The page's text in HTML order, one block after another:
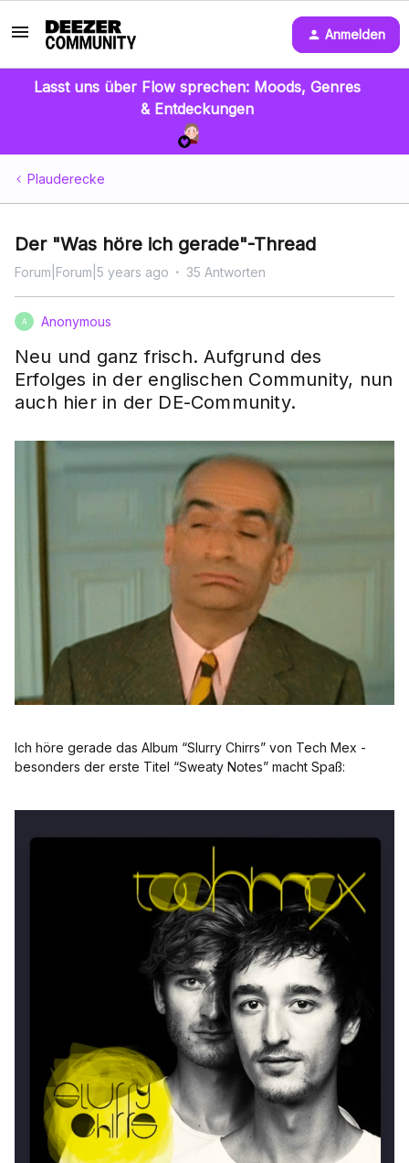
Anmelden
Lasst uns über Flow sprechen: Moods, Genres
& Entdeckungen
Plauderecke
Der "Was höre ich gerade"-Thread
Forum|Forum|5 years ago 35 Antworten
A Anonymous
Neu und ganz frisch. Aufgrund des
Erfolges in der englischen Community, nun
auch hier in der DE-Community.
Ich höre gerade das Album “Slurry Chirrs” von Tech Mex -
besonders der erste Titel “Sweaty Notes” macht Spaß: